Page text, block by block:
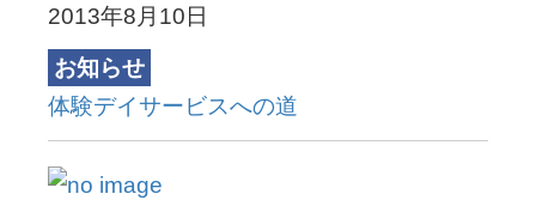
2013年8月10日
お知らせ
体験デイサービスへの道